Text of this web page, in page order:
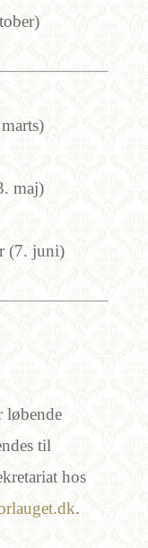
maj)
(7. juni)
løbende
til
hos
.